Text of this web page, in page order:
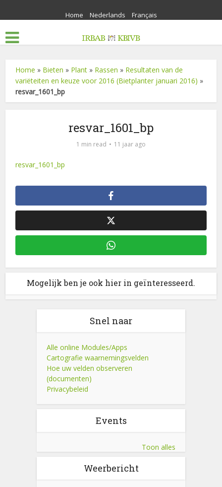
Home Nederlands Français
Home » Bieten » Plant » Rassen » Resultaten van de
variëteiten en keuze voor 2016 (Bietplanter januari 2016) »
resvar_1601_bp
resvar_1601_bp
1 min read 11 jaar ago
resvar_1601_bp
Mogelijk ben je ook hier in geïnteresseerd.
Snel naar
Alle online Modules/Apps
Cartografie waarnemingsvelden
Hoe uw velden observeren
(documenten)
Privacybeleid
Events
Toon alles
Weerbericht